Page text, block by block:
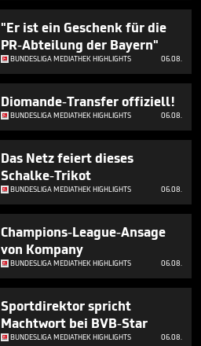
"Er ist ein Geschenk für die
PR-Abteilung der Bayern"
BUNDESLIGA MEDIATHEK HIGHLIGHTS 06.08.
Diomande-Transfer offiziell!
BUNDESLIGA MEDIATHEK HIGHLIGHTS 06.08.
Das Netz feiert dieses
Schalke-Trikot
BUNDESLIGA MEDIATHEK HIGHLIGHTS 06.08.
Champions-League-Ansage
von Kompany
BUNDESLIGA MEDIATHEK HIGHLIGHTS 06.08.
Sportdirektor spricht
Machtwort bei BVB-Star
BUNDESLIGA MEDIATHEK HIGHLIGHTS 06.08.